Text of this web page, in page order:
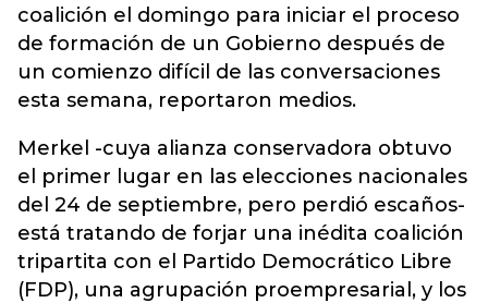
coalición el domingo para iniciar el proceso
de formación de un Gobierno después de
un comienzo difícil de las conversaciones
esta semana, reportaron medios.
Merkel -cuya alianza conservadora obtuvo
el primer lugar en las elecciones nacionales
del 24 de septiembre, pero perdió escaños-
está tratando de forjar una inédita coalición
tripartita con el Partido Democrático Libre
(FDP), una agrupación proempresarial, y los